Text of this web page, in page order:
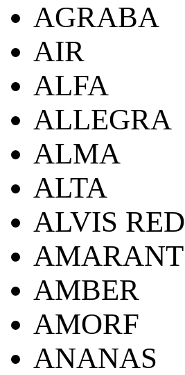
AGRABA
AIR
ALFA
ALLEGRA
ALMA
ALTA
ALVIS RED
AMARANT
AMBER
AMORF
ANANAS